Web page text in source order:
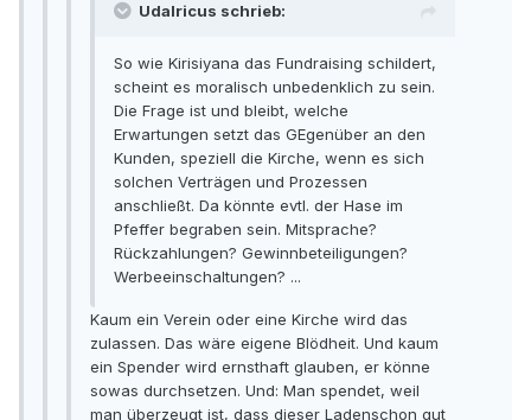
Udalricus schrieb:
So wie Kirisiyana das Fundraising schildert,
scheint es moralisch unbedenklich zu sein.
Die Frage ist und bleibt, welche
Erwartungen setzt das GEgenüber an den
Kunden, speziell die Kirche, wenn es sich
solchen Verträgen und Prozessen
anschließt. Da könnte evtl. der Hase im
Pfeffer begraben sein. Mitsprache?
Rückzahlungen? Gewinnbeteiligungen?
Werbeeinschaltungen? ...
Kaum ein Verein oder eine Kirche wird das
zulassen. Das wäre eigene Blödheit. Und kaum
ein Spender wird ernsthaft glauben, er könne
sowas durchsetzen. Und: Man spendet, weil
man überzeugt ist, dass dieser Ladenschon gut